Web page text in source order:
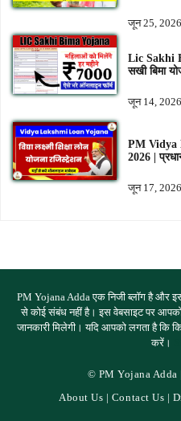
जून 25, 2026
Lic Sakhi
सखी बिमा
जून 14, 2026
PM Vidya
2026 |
जून 17, 2026
PM Yojana Adda एक निजी ब्लॉग है और
से कोई संबंध नहीं है। इस वेबसाइट पर
जानकारी मिलेगी। यदि आपको लगता है कि
करें।
© PM Yojana
About Us | Contact Us |